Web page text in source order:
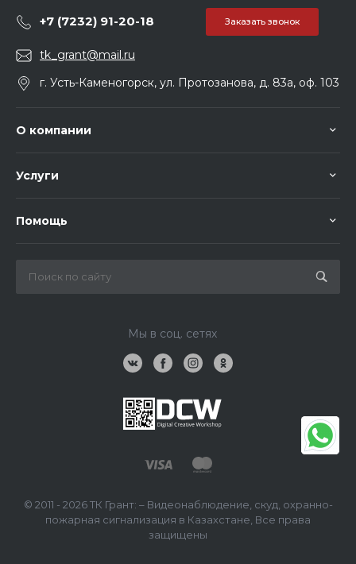
+7 (7232) 91-20-18 Заказать звонок
tk_grant@mail.ru
г. Усть-Каменогорск, ул. Протозанова, д. 83а, оф. 103
О компании
Услуги
Помощь
Мы в соц. сетях
© 2011 - 2026 ТК Грант: – Видеонаблюдение, скуд, охранно-
пожарная сигнализация в Казахстане, Все права
защищены